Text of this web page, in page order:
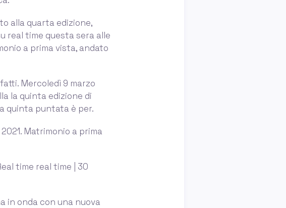
alla quarta edizione,
real time questa sera alle
a prima vista, andato
Mercoledì 9 marzo
la quinta edizione di
quinta puntata è per.
Matrimonio a prima
time real time | 30
in onda con una nuova